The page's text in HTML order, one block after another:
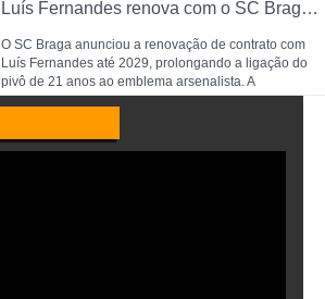
Luís Fernandes renova com o SC Braga até 2029
O SC Braga anunciou a renovação de contrato com
Luís Fernandes até 2029, prolongando a ligação do
pivô de 21 anos ao emblema arsenalista. A